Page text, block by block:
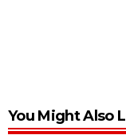
You Might Also